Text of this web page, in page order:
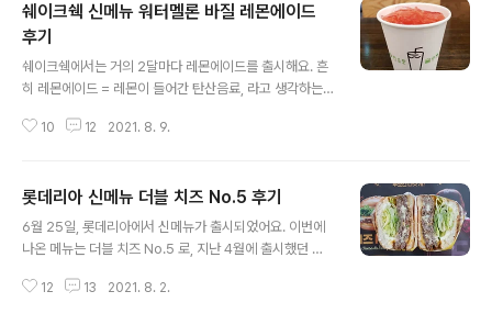
쉐이크쉑 신메뉴 워터멜론 바질 레몬에이드
후기
쉐이크쉑에서는 거의 2달마다 레몬에이드를 출시해요. 흔
히 레몬에이드 = 레몬이 들어간 탄산음료, 라고 생각하는
쉑에서 5주년 기념으로 서울식 불고기버거와 막걸리 쉐이
메뉴 막걸리 쉐이크 후기 쉐이크쉑 신메뉴 막걸리 쉐이크
후기 7월 20일, 쉐이크쉑에서 신메뉴가 출시가 되었어요.
이번에 나온 신메뉴는 서울식 불고기버거와 막걸리쉐이크
신메뉴는 hititler.tistory.com 워터멜론 바질 레몬에이드
10 12 2021. 8. 9.
롯데리아 신메뉴 더블 치즈 No.5 후기
6월 25일, 롯데리아에서 신메뉴가 출시되었어요. 이번에
나온 메뉴는 더블 치즈 No.5 로, 지난 4월에 출시했던 치
치즈No.5 후기 먹는 건 출시한 지 얼마 안 되어서 먹었지
12 13 2021. 8. 2.